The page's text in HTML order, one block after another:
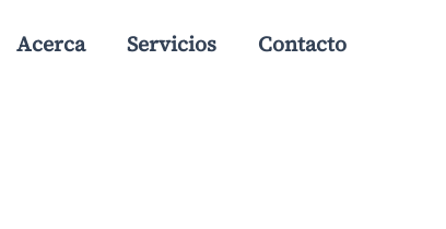
Acerca Servicios Contacto